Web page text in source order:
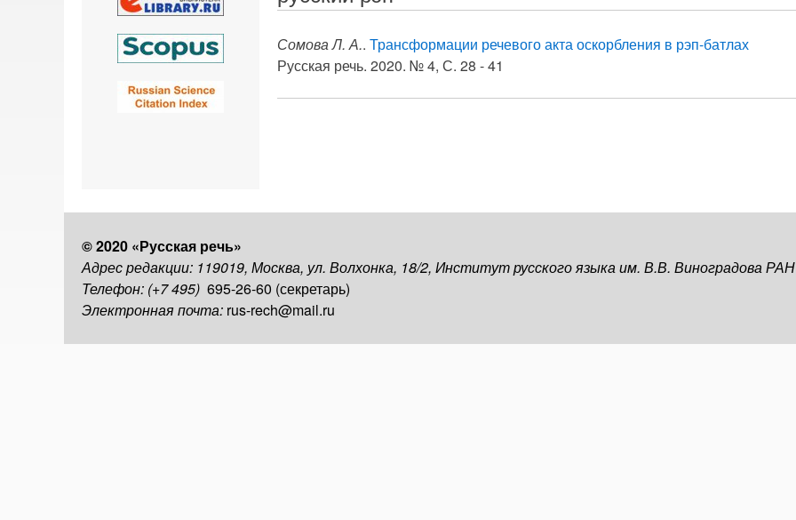
Сомова Л. А.. Трансформации речевого акта оскорбления в рэп-батлах
Русская речь. 2020. № 4, С. 28 - 41
© 2020 «Русская речь»
Адрес редакции: 119019, Москва, ул. Волхонка, 18/2, Институт русского языка им. В.В. Виноградова РАН
Телефон: (+7 495) 695-26-60 (секретарь)
Электронная почта: rus-rech@mail.ru